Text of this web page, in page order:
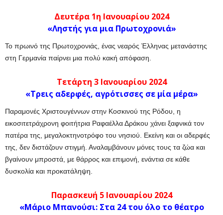
Δευτέρα 1η Ιανουαρίου 2024
«Ληστής για μια Πρωτοχρονιά»
Το πρωινό της Πρωτοχρονιάς, ένας νεαρός Έλληνας μετανάστης
στη Γερμανία παίρνει μια πολύ κακή απόφαση.
Τετάρτη 3 Ιανουαρίου 2024
«Τρεις αδερφές, αγρότισσες σε μία μέρα»
Παραμονές Χριστουγέννων στην Κοσκινού της Ρόδου, η
εικοσιτετράχρονη φοιτήτρια Ραφαέλλα Δράκου χάνει ξαφνικά τον
πατέρα της, μεγαλοκτηνοτρόφο του νησιού. Εκείνη και οι αδερφές
της, δεν διστάζουν στιγμή. Αναλαμβάνουν μόνες τους τα ζώα και
βγαίνουν μπροστά, με θάρρος και επιμονή, ενάντια σε κάθε
δυσκολία και προκατάληψη.
Παρασκευή 5 Ιανουαρίου 2024
«Μάριο Μπανούσι: Στα 24 του όλο το θέατρο